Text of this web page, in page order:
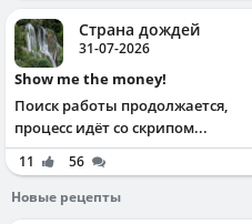
Страна дождей
31-07-2026
Show me the money!
Поиск работы продолжается,
процесс идёт со скрипом...
11
56
Новые рецепты